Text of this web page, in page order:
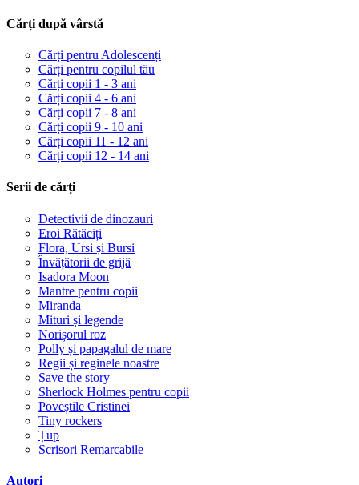
Cărți după vârstă
Cărți pentru Adolescenți
Cărți pentru copilul tău
Cărți copii 1 - 3 ani
Cărți copii 4 - 6 ani
Cărți copii 7 - 8 ani
Cărți copii 9 - 10 ani
Cărți copii 11 - 12 ani
Cărți copii 12 - 14 ani
Serii de cărți
Detectivii de dinozauri
Eroi Rătăciți
Flora, Ursi și Bursi
Învățătorii de grijă
Isadora Moon
Mantre pentru copii
Miranda
Mituri și legende
Norișorul roz
Polly și papagalul de mare
Regii și reginele noastre
Save the story
Sherlock Holmes pentru copii
Poveștile Cristinei
Tiny rockers
Țup
Scrisori Remarcabile
Autori